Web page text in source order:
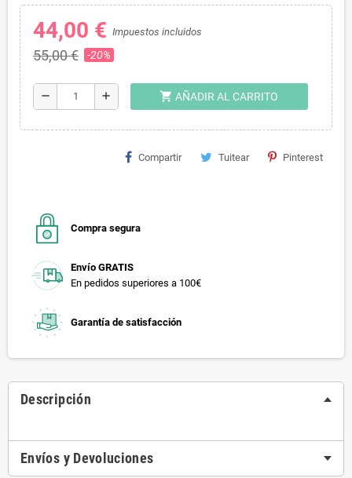
44,00 € Impuestos incluidos
55,00 € -20%
remove add shopping_cart AÑADIR AL CARRITO
Compartir Tuitear Pinterest
Compra segura
Envío GRATIS
En pedidos superiores a 100€
Garantía de satisfacción
Descripción
Envíos y Devoluciones